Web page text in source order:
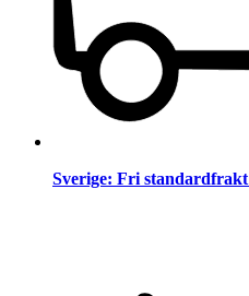
Sverige: Fri standardfrakt